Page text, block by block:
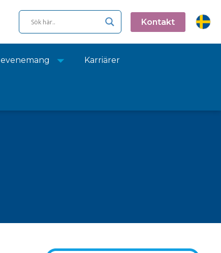
Kontakt
evenemang Karriärer